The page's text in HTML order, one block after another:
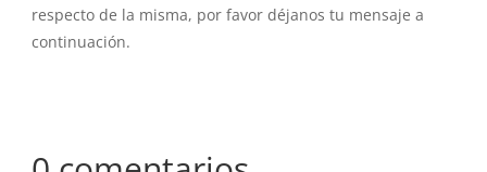
respecto de la misma, por favor déjanos tu mensaje a
continuación.